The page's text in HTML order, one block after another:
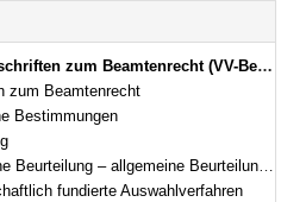
Staatsministeriums der Finanzen vom 13. Juli 2009, Az. 21-P 1003/1-023-19 952/09 (FMBl. S. 190) (StAnz. Nr. 35)
zum Beamtenrecht
Bestimmungen
– allgemeine Beurteilungsrichtlinien
fundierte Auswahlverfahren